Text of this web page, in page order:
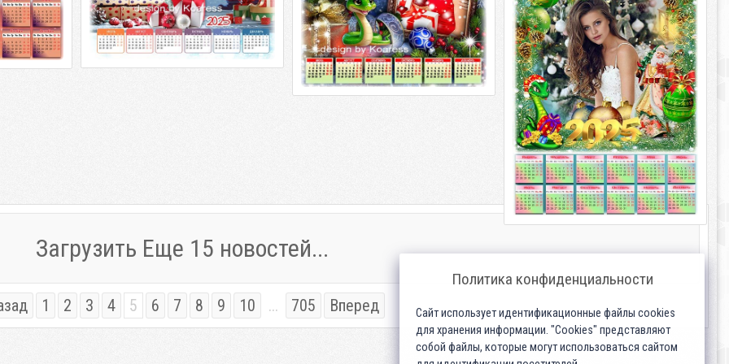
новым годом PSD + 2 PNG + 2 JPG |
4961 x 3508 | 3508 x 2480 |
Загрузить Еще 15 новостей...
1 2 3 4 5 6 7 8 9 10 ... 705 Вперед
Политика конфиденциальности
Сайт использует идентификационные файлы cookies
для хранения информации. "Cookies" представляют
собой файлы, которые могут использоваться сайтом